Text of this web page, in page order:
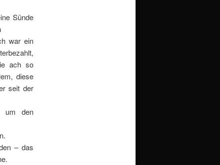
Sünde
war ein
ach so
diese
seit der
um den
– das